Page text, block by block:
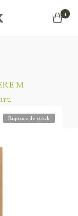
1
M
Rupture de stock